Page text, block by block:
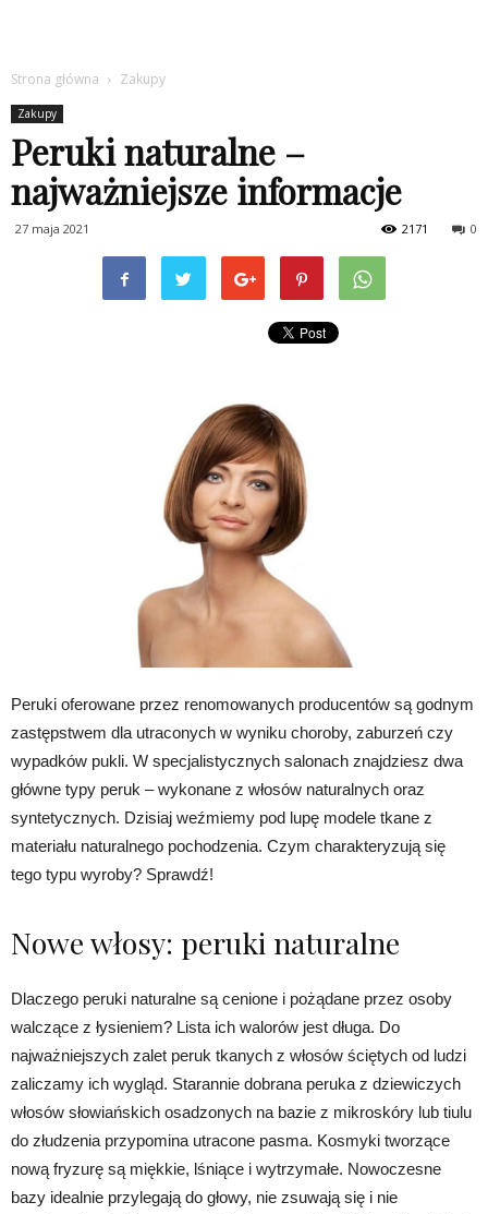
Strona główna Zakupy
Zakupy
Peruki naturalne –
najważniejsze informacje
27 maja 2021 0
2171
Peruki oferowane przez renomowanych producentów są godnym
zastępstwem dla utraconych w wyniku choroby, zaburzeń czy
wypadków pukli. W specjalistycznych salonach znajdziesz dwa
główne typy peruk – wykonane z włosów naturalnych oraz
syntetycznych. Dzisiaj weźmiemy pod lupę modele tkane z
materiału naturalnego pochodzenia. Czym charakteryzują się
tego typu wyroby? Sprawdź!
Nowe włosy: peruki naturalne
Dlaczego peruki naturalne są cenione i pożądane przez osoby
walczące z łysieniem? Lista ich walorów jest długa. Do
najważniejszych zalet peruk tkanych z włosów ściętych od ludzi
zaliczamy ich wygląd. Starannie dobrana peruka z dziewiczych
włosów słowiańskich osadzonych na bazie z mikroskóry lub tiulu
do złudzenia przypomina utracone pasma. Kosmyki tworzące
nową fryzurę są miękkie, lśniące i wytrzymałe. Nowoczesne
bazy idealnie przylegają do głowy, nie zsuwają się i nie